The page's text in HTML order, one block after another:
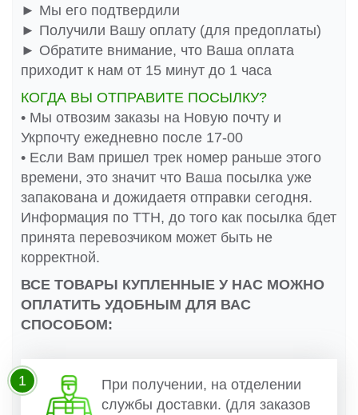
► Мы его подтвердили
► Получили Вашу оплату (для предоплаты)
► Обратите внимание, что Ваша оплата
приходит к нам от 15 минут до 1 часа
КОГДА ВЫ ОТПРАВИТЕ ПОСЫЛКУ?
• Мы отвозим заказы на Новую почту и
Укрпочту ежедневно после 17-00
• Если Вам пришел трек номер раньше этого
времени, это значит что Ваша посылка уже
запакована и дожидаетя отправки сегодня.
Информация по ТТН, до того как посылка бдет
принята перевозчиком может быть не
корректной.
ВСЕ ТОВАРЫ КУПЛЕННЫЕ У НАС МОЖНО
ОПЛАТИТЬ УДОБНЫМ ДЛЯ ВАС
СПОСОБОМ:
При получении, на отделении
службы доставки. (для заказов
1